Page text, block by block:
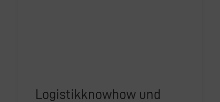
Logistikknowhow und